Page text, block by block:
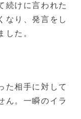
続けに言われた
なり、発言をし
した。
た相手に対して
ん。一瞬のイラ